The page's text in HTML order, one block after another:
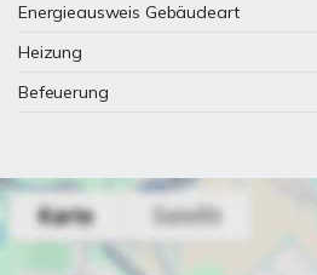
Energieausweis Gebäudeart
Heizung
Befeuerung